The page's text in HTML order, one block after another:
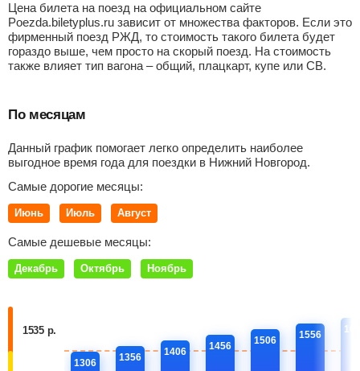
Цена билета на поезд на официальном сайте
Poezda.biletyplus.ru зависит от множества факторов. Если это
фирменный поезд РЖД, то стоимость такого билета будет
гораздо выше, чем просто на скорый поезд. На стоимость
также влияет тип вагона – общий, плацкарт, купе или СВ.
По месяцам
Данный график помогает легко определить наиболее
выгодное время года для поездки в Нижний Новгород.
Самые дорогие месяцы:
Июнь Июль Август
Самые дешевые месяцы:
Декабрь Октябрь Ноябрь
1535 р.
1306
1356
1406
1456
1506
1556